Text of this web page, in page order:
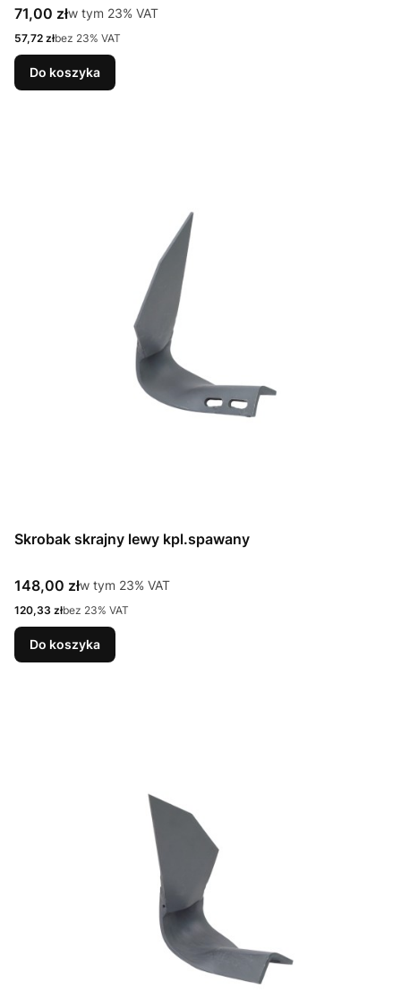
Cena brutto
71,00 złw tym %s VAT
w tym 23% VAT
Cena netto
57,72 złbez 23% VAT
Do koszyka
Skrobak skrajny lewy kpl.spawany
Cena brutto
148,00 złw tym %s VAT
w tym 23% VAT
Cena netto
120,33 złbez 23% VAT
Do koszyka